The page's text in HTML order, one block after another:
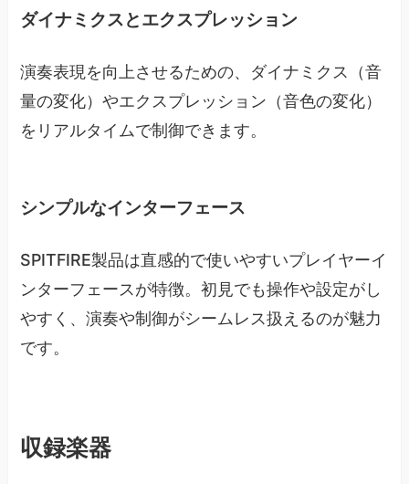
ダイナミクスとエクスプレッション
演奏表現を向上させるための、ダイナミクス（音
量の変化）やエクスプレッション（音色の変化）
をリアルタイムで制御できます。
シンプルなインターフェース
SPITFIRE製品は直感的で使いやすいプレイヤーイ
ンターフェースが特徴。初見でも操作や設定がし
やすく、演奏や制御がシームレス扱えるのが魅力
です。
収録楽器